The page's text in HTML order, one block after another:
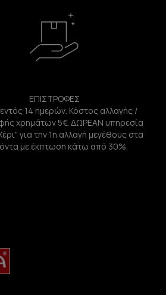
ΕΠΙΣΤΡΟΦΕΣ
14 ημερών. Κόστος αλλαγής /
χρημάτων 5€. ΔΩΡΕΑΝ υπηρεσία
για την 1η αλλαγή μεγέθους στα
με έκπτωση κάτω από 30%.